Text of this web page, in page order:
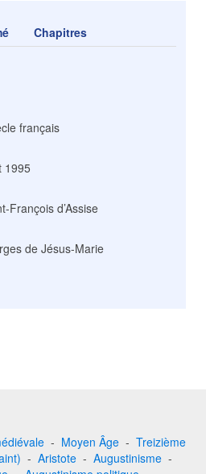
Chapitres
français
1995
François d’Assise
de Jésus-Marie
- Moyen Âge - Treizième
- Aristote - Augustinisme -